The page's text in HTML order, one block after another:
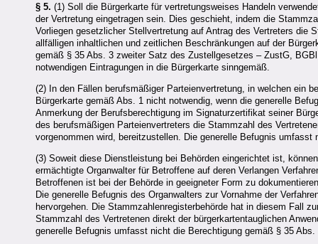
§ 5. (1) Soll die Bürgerkarte für vertretungsweises Handeln
der Vertretung eingetragen sein. Dies geschieht, indem die
Vorliegen gesetzlicher Stellvertretung auf Antrag des Vertreters
allfälligen inhaltlichen und zeitlichen Beschränkungen auf der
gemäß § 35 Abs. 3 zweiter Satz des Zustellgesetzes – ZustG,
notwendigen Eintragungen in die Bürgerkarte sinngemäß.
(2) In den Fällen berufsmäßiger Parteienvertretung, in welchen ein
Bürgerkarte gemäß Abs. 1 nicht notwendig, wenn die generelle
Anmerkung der Berufsberechtigung im Signaturzertifikat seiner
des berufsmäßigen Parteienvertreters die Stammzahl des
vorgenommen wird, bereitzustellen. Die generelle Befugnis
(3) Soweit diese Dienstleistung bei Behörden eingerichtet ist,
ermächtigte Organwalter für Betroffene auf deren Verlangen
Betroffenen ist bei der Behörde in geeigneter Form zu
Die generelle Befugnis des Organwalters zur Vornahme der
hervorgehen. Die Stammzahlenregisterbehörde hat in diesem Fall
Stammzahl des Vertretenen direkt der bürgerkartentauglichen
generelle Befugnis umfasst nicht die Berechtigung gemäß § 35